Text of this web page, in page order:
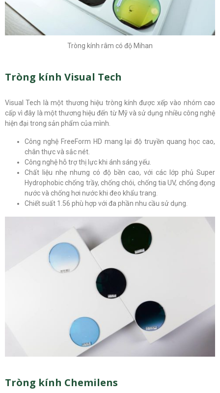
Tròng kính râm có độ Mihan
Tròng kính Visual Tech
Visual Tech là một thương hiệu tròng kính được xếp vào nhóm cao
cấp vì đây là một thương hiệu đến từ Mỹ và sử dụng nhiều công nghệ
hiện đại trong sản phẩm của mình.
Công nghệ FreeForm HD mang lại độ truyền quang học cao,
chân thực và sắc nét.
Công nghệ hỗ trợ thị lực khi ánh sáng yếu.
Chất liệu nhẹ nhưng có độ bền cao, với các lớp phủ Super
Hydrophobic chống trầy, chống chói, chống tia UV, chống đọng
nước và chống hơi nước khi đeo khẩu trang.
Chiết suất 1.56 phù hợp với đa phần nhu cầu sử dụng.
Tròng kính Chemilens